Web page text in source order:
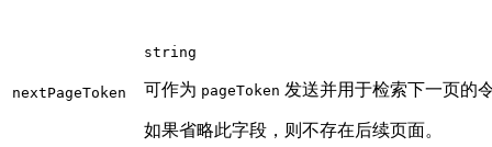
nextPageToken
string
可作为 pageToken 发送并用于检索下一页的
如果省略此字段，则不存在后续页面。